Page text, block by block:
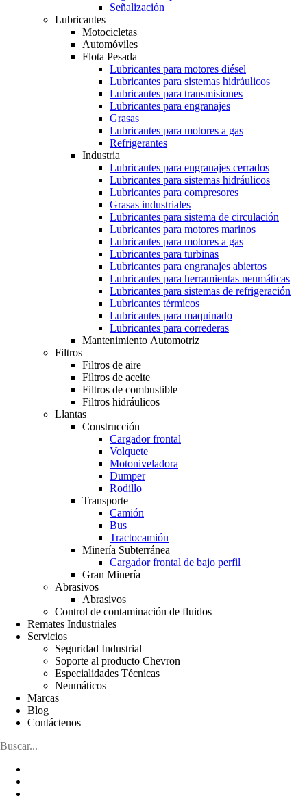
Señalización
Lubricantes
Motocicletas
Automóviles
Flota Pesada
Lubricantes para motores diésel
Lubricantes para sistemas hidráulicos
Lubricantes para transmisiones
Lubricantes para engranajes
Grasas
Lubricantes para motores a gas
Refrigerantes
Industria
Lubricantes para engranajes cerrados
Lubricantes para sistemas hidráulicos
Lubricantes para compresores
Grasas industriales
Lubricantes para sistema de circulación
Lubricantes para motores marinos
Lubricantes para motores a gas
Lubricantes para turbinas
Lubricantes para engranajes abiertos
Lubricantes para herramientas neumáticas
Lubricantes para sistemas de refrigeración
Lubricantes térmicos
Lubricantes para maquinado
Lubricantes para correderas
Mantenimiento Automotriz
Filtros
Filtros de aire
Filtros de aceite
Filtros de combustible
Filtros hidráulicos
Llantas
Construcción
Cargador frontal
Volquete
Motoniveladora
Dumper
Rodillo
Transporte
Camión
Bus
Tractocamión
Minería Subterránea
Cargador frontal de bajo perfil
Gran Minería
Abrasivos
Abrasivos
Control de contaminación de fluidos
Remates Industriales
Servicios
Seguridad Industrial
Soporte al producto Chevron
Especialidades Técnicas
Neumáticos
Marcas
Blog
Contáctenos